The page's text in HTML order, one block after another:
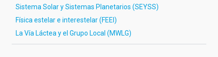
Sistema Solar y Sistemas Planetarios (SEYSS)
Física estelar e interestelar (FEEI)
La Vía Láctea y el Grupo Local (MWLG)